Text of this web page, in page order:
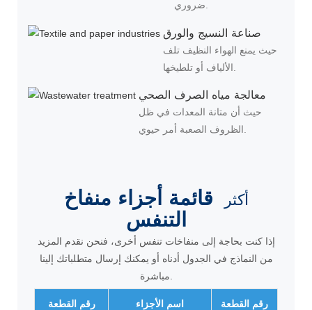
صناعة النسيج والورق
حيث يمنع الهواء النظيف تلف
معالجة مياه الصرف الصحي
حيث أن متانة المعدات في ظل
الظروف الصعبة أمر حيوي.
أكثر
قائمة أجزاء منفاخ
التنفس
إذا كنت بحاجة إلى منفاخات تنفس أخرى، فنحن نقدم المزيد
من النماذج في الجدول أدناه أو يمكنك إرسال متطلباتك إلينا
مباشرة.
رقم القطعة اسم الأجزاء رقم القطعة